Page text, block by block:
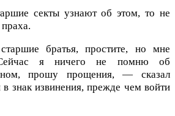
секты узнают об этом, то не
братья, простите, но мне
я ничего не помню об
прошу прощения, — сказал
знак извинения, прежде чем войти